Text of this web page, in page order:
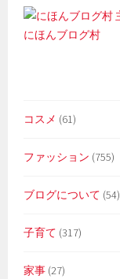
にほんブログ村
コスメ (61)
ファッション (755)
ブログについて (54)
子育て (317)
家事 (27)